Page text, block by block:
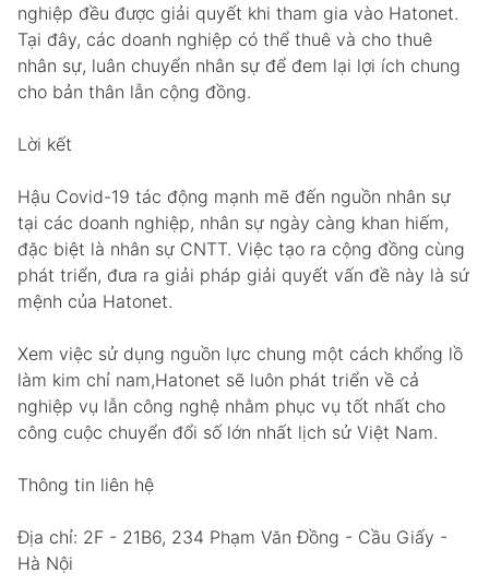
nghiệp đều được giải quyết khi tham gia vào Hatonet.
Tại đây, các doanh nghiệp có thể thuê và cho thuê
nhân sự, luân chuyển nhân sự để đem lại lợi ích chung
cho bản thân lẫn cộng đồng.
Lời kết
Hậu Covid-19 tác động mạnh mẽ đến nguồn nhân sự
tại các doanh nghiệp, nhân sự ngày càng khan hiếm,
đặc biệt là nhân sự CNTT. Việc tạo ra cộng đồng cùng
phát triển, đưa ra giải pháp giải quyết vấn đề này là sứ
mệnh của Hatonet.
Xem việc sử dụng nguồn lực chung một cách khổng lồ
làm kim chỉ nam,Hatonet sẽ luôn phát triển về cả
nghiệp vụ lẫn công nghệ nhằm phục vụ tốt nhất cho
công cuộc chuyển đổi số lớn nhất lịch sử Việt Nam.
Thông tin liên hệ
Địa chỉ: 2F - 21B6, 234 Phạm Văn Đồng - Cầu Giấy -
Hà Nội